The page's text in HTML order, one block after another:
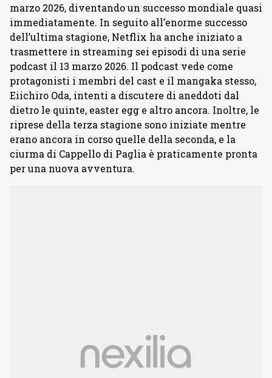
marzo 2026, diventando un successo mondiale quasi
immediatamente. In seguito all’enorme successo
dell’ultima stagione, Netflix ha anche iniziato a
trasmettere in streaming sei episodi di una serie
podcast il 13 marzo 2026. Il podcast vede come
protagonisti i membri del cast e il mangaka stesso,
Eiichiro Oda, intenti a discutere di aneddoti dal
dietro le quinte, easter egg e altro ancora. Inoltre, le
riprese della terza stagione sono iniziate mentre
erano ancora in corso quelle della seconda, e la
ciurma di Cappello di Paglia è praticamente pronta
per una nuova avventura.